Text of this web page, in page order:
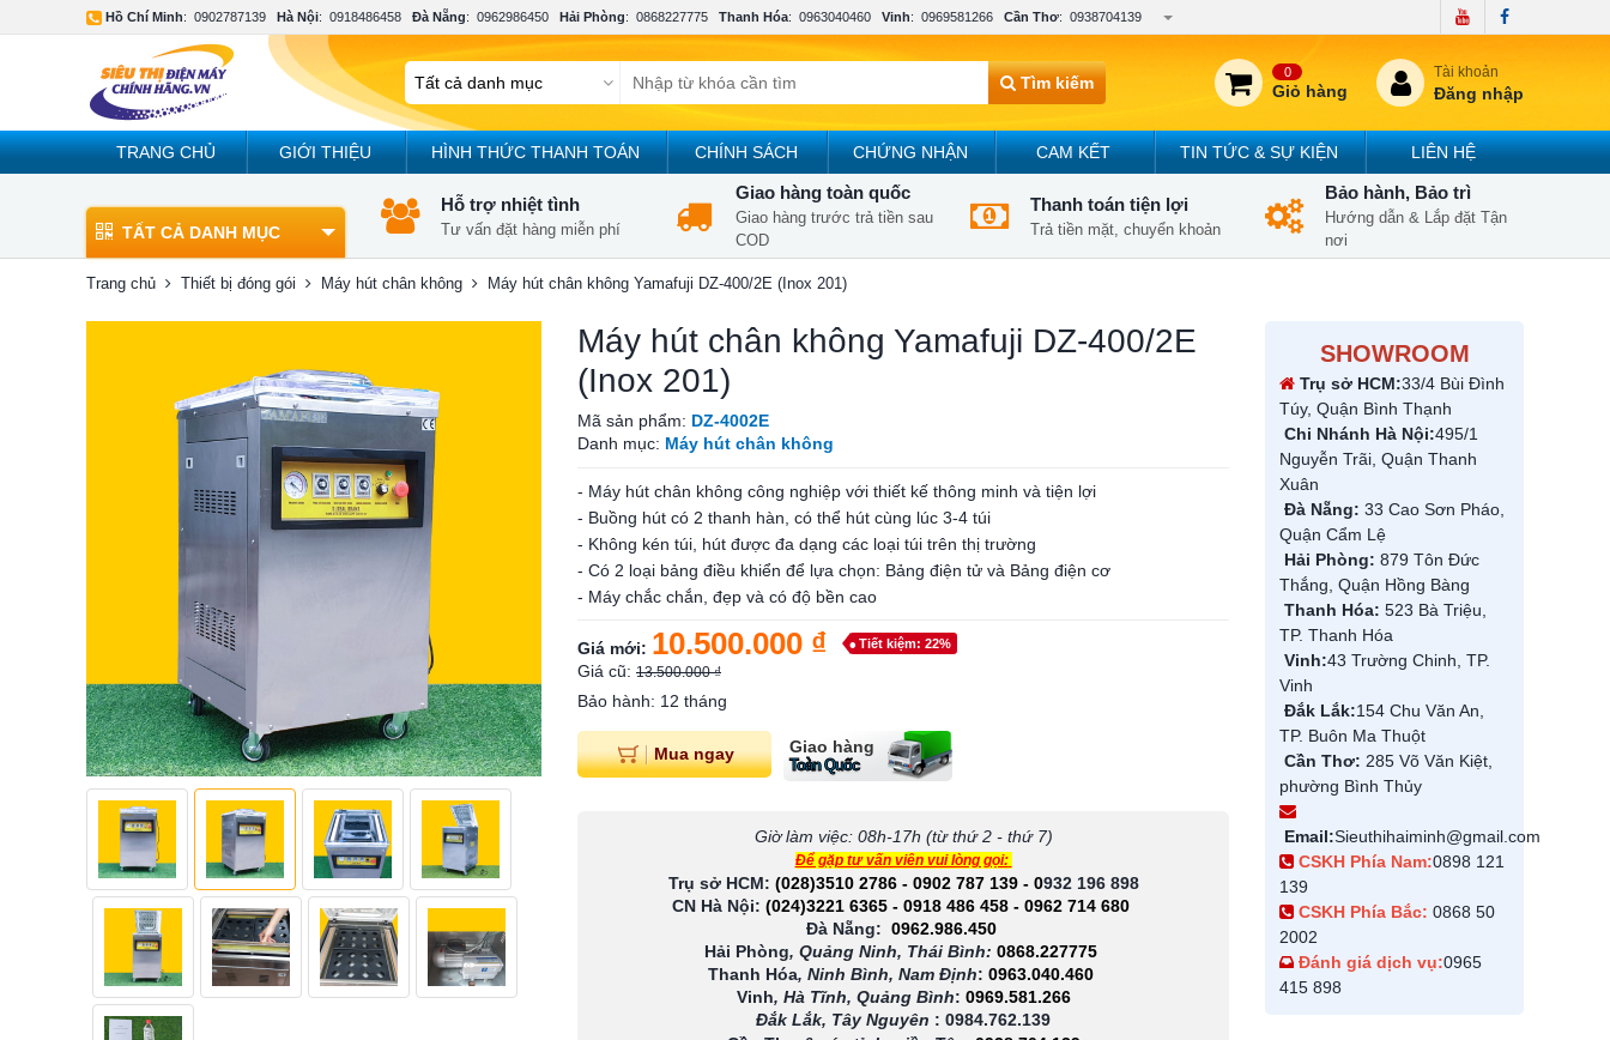
Hồ Chí Minh: 0902787139 Hà Nội: 0918486458 Đà Nẵng: 0962986450 Hải Phòng: 0868227775 Thanh Hóa: 0963040460 Vinh: 0969581266 Cần Thơ: 0938704139
Tìm kiếm
0
Giỏ hàng
Tài khoản
Đăng nhập
TRANG CHỦ GIỚI THIỆU HÌNH THỨC THANH TOÁN CHÍNH SÁCH CHỨNG NHẬN CAM KẾT TIN TỨC & SỰ KIỆN LIÊN HỆ
TẤT CẢ DANH MỤC
Hỗ trợ nhiệt tình
Tư vấn đặt hàng miễn phí
Giao hàng toàn quốc
Giao hàng trước trả tiền sau
COD
Thanh toán tiện lợi
Trả tiền mặt, chuyển khoản
Bảo hành, Bảo trì
Hướng dẫn & Lắp đặt Tận
nơi
Trang chủ Thiết bị đóng gói Máy hút chân không Máy hút chân không Yamafuji DZ-400/2E (Inox 201)
Máy hút chân không Yamafuji DZ-400/2E
(Inox 201)
Mã sản phẩm: DZ-4002E
Danh mục: Máy hút chân không
- Máy hút chân không công nghiệp với thiết kế thông minh và tiện lợi
- Buồng hút có 2 thanh hàn, có thể hút cùng lúc 3-4 túi
- Không kén túi, hút được đa dạng các loại túi trên thị trường
- Có 2 loại bảng điều khiển để lựa chọn: Bảng điện tử và Bảng điện cơ
- Máy chắc chắn, đẹp và có độ bền cao
Giá mới: 10.500.000 ₫ Tiết kiệm: 22%
Giá cũ: 13.500.000 ₫
Bảo hành: 12 tháng
Mua ngay Giao hàng
Toàn Quốc
Giờ làm việc: 08h-17h (từ thứ 2 - thứ 7)
Để gặp tư vấn viên vui lòng gọi:
Trụ sở HCM: (028)3510 2786 - 0902 787 139- 0932 196 898
CN Hà Nội: (024)3221 6365 - 0918 486 458 - 0962 714 680
Đà Nẵng: 0962.986.450
Hải Phòng, Quảng Ninh, Thái Bình: 0868.227775
Thanh Hóa, Ninh Bình, Nam Định: 0963.040.460
Vinh, Hà Tĩnh, Quảng Bình: 0969.581.266
Đắk Lắk, Tây Nguyên : 0984.762.139
SHOWROOM
Trụ sở HCM:33/4 Bùi Đình
Túy, Quận Bình Thạnh
Chi Nhánh Hà Nội:495/1
Nguyễn Trãi, Quận Thanh
Xuân
Đà Nẵng: 33 Cao Sơn Pháo,
Quận Cẩm Lệ
Hải Phòng: 879 Tôn Đức
Thắng, Quận Hồng Bàng
Thanh Hóa: 523 Bà Triệu,
TP. Thanh Hóa
Vinh:43 Trường Chinh, TP.
Vinh
Đắk Lắk:154 Chu Văn An,
TP. Buôn Ma Thuột
Cần Thơ: 285 Võ Văn Kiệt,
phường Bình Thủy
Email:Sieuthihaiminh@gmail.com
CSKH Phía Nam:0898 121
139
CSKH Phía Bắc: 0868 50
2002
Đánh giá dịch vụ:0965
415 898